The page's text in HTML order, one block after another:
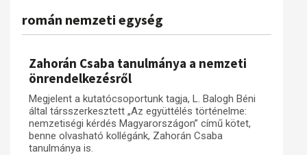
interpretációk
A békerendszer megszilárdulása
Munkatársaink
Galéria
Adatbázis
Emlékművek (feltöltés alatt)
Menekültek
Visszhang
Publikációk
román nemzeti egység
Zahorán Csaba tanulmánya a nemzeti
önrendelkezésről
Megjelent a kutatócsoportunk tagja, L. Balogh Béni
által társszerkesztett „Az együttélés történelme:
nemzetiségi kérdés Magyarországon” című kötet,
benne olvasható kollégánk, Zahorán Csaba
tanulmánya is.